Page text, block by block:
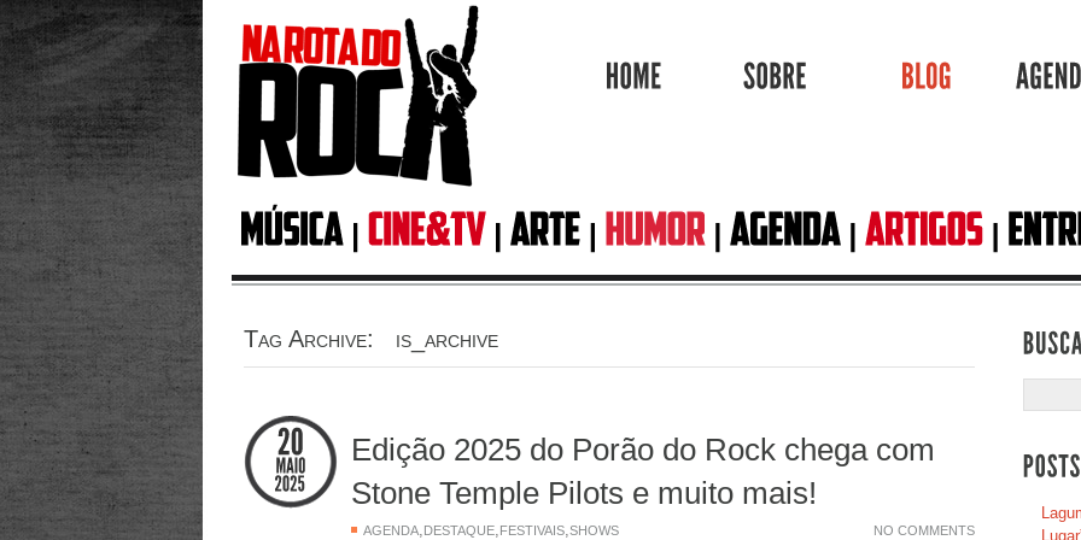
Tag Archive: is_archive
Edição 2025 do Porão do Rock chega com
Stone Temple Pilots e muito mais!
AGENDA, DESTAQUE, FESTIVAIS,SHOWS NO COMMENTS